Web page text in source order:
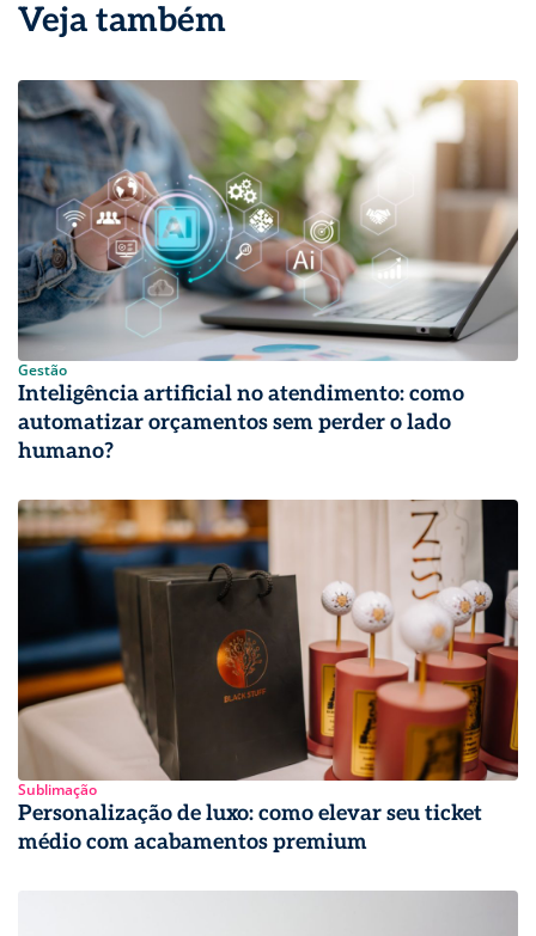
Veja também
Gestão
Inteligência artificial no atendimento: como
automatizar orçamentos sem perder o lado
humano?
Sublimação
Personalização de luxo: como elevar seu ticket
médio com acabamentos premium